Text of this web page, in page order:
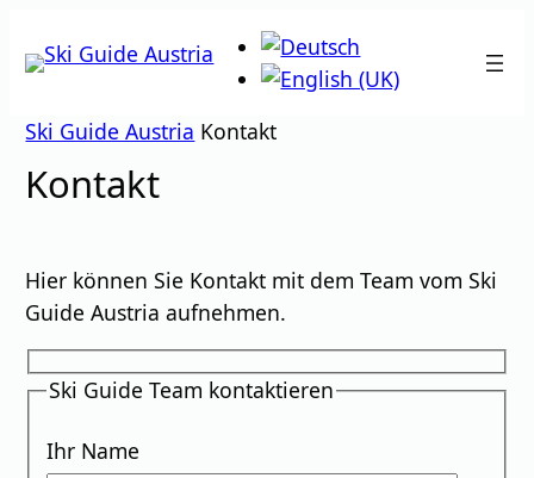
Inhalt
Ski Guide Austria Kontakt
Kontakt
Hier können Sie Kontakt mit dem Team vom Ski
Guide Austria aufnehmen.
Ski Guide Team kontaktieren
Ihr Name